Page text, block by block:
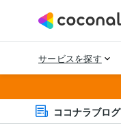
ココナラブログ